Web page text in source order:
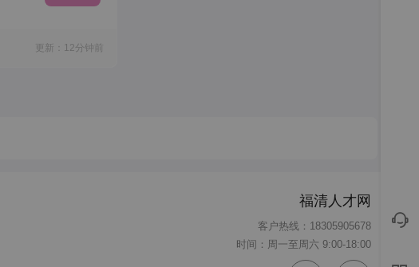
更新：12分钟前
福清人才网
客户热线：18305905678
时间：周一至周六 9:00-18:00